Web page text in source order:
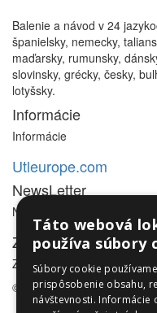
Balenie a návod v 24
španielsky, nemecky,
maďarsky, rumunsky,
slovinsky, grécky, česky,
lotyšsky.
Informácie
Informácie
Utleurope.com
NewsLetter
NewsLetter
Zákaznícky servis
Zákaznícky servis
© Utleurope.com |
Táto webová
používa súbory
Súbory cookie
prispôsobenie obsahu,
návštevnosti. Informácie